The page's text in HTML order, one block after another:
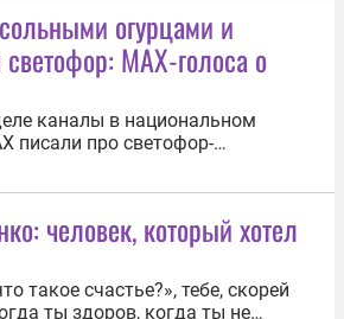
Леонтьев, в период
самые низкие цены и
огурцами и
MAX-голоса о
каналы в национальном
писали про светофор-
с мотоциклом в троллейбусе
Самое интересное — в нашей
«Одиссеи» в Москве возник
имена. По данным столичных...
человек, который хотел
такое счастье?», тебе, скорей
ты здоров, когда ты не